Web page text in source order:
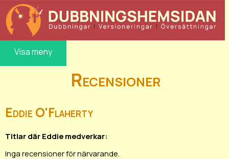
Visa meny
Recensioner
Eddie O'Flaherty
Titlar där Eddie medverkar:
Inga recensioner för närvarande.